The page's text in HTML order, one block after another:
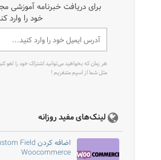
برای دریافت خبرنامه آموزشی
خود را وارد
هر زمان که بخواهید می‌توانید اشتراک خود را لغو
مثل شما از اسپم متنفریم !
لینک‌های مفید روزانه
Woocommerce